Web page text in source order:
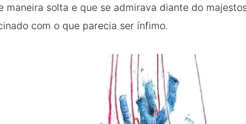
maneira solta e que se admirava diante do
com o que parecia ser ínfimo.